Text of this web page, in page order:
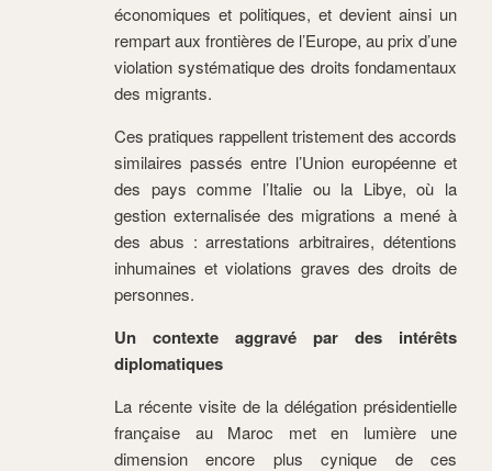
économiques et politiques, et devient ainsi un
rempart aux frontières de l’Europe, au prix d’une
violation systématique des droits fondamentaux
des migrants.
Ces pratiques rappellent tristement des accords
similaires passés entre l’Union européenne et
des pays comme l’Italie ou la Libye, où la
gestion externalisée des migrations a mené à
des abus : arrestations arbitraires, détentions
inhumaines et violations graves des droits de
personnes.
Un contexte aggravé par des intérêts
diplomatiques
La récente visite de la délégation présidentielle
française au Maroc met en lumière une
dimension encore plus cynique de ces